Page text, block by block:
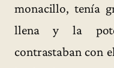
monacillo, tenía
llena y la
contrastaban con